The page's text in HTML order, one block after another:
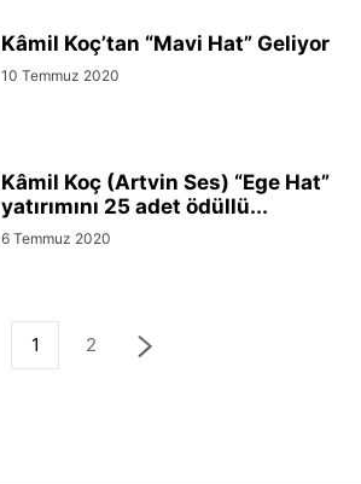
Kâmil Koç’tan “Mavi Hat” Geliyor
10 Temmuz 2020
Kâmil Koç (Artvin Ses) “Ege Hat”
yatırımını 25 adet ödüllü...
6 Temmuz 2020
1 2